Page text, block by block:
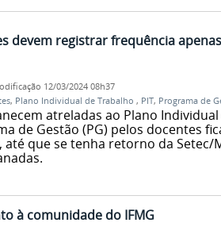
devem registrar frequência
12/03/2024 08h37
, Plano Individual de Trabalho , PIT, Programa de
atreladas ao Plano
de Gestão (PG) pelos docentes
que se tenha retorno da Setec/
à comunidade do IFMG